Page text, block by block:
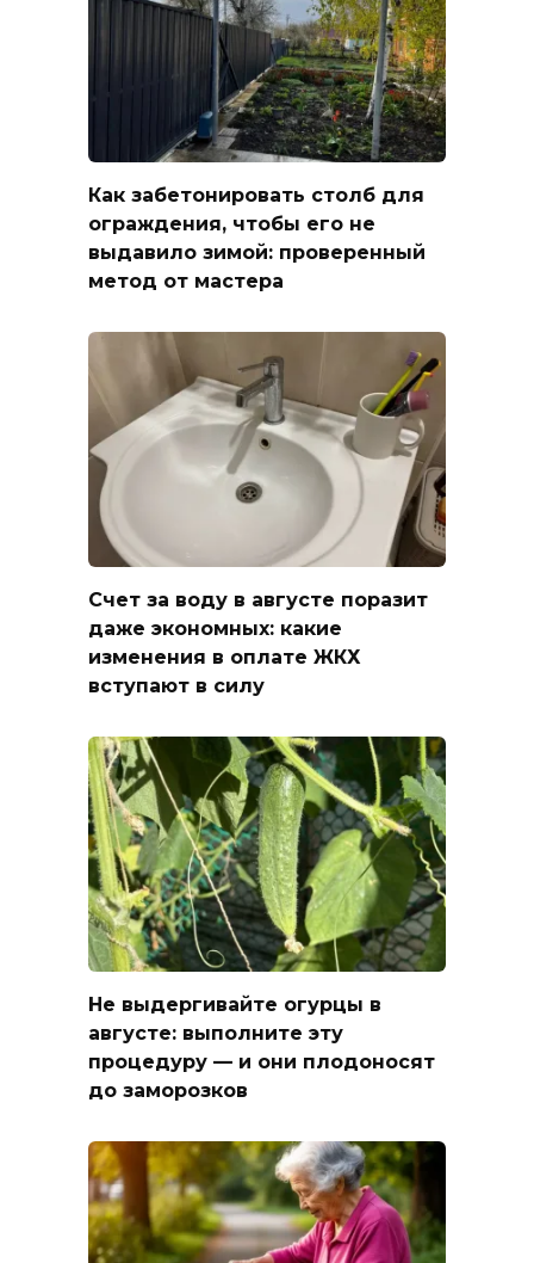
Как забетонировать столб для
ограждения, чтобы его не
выдавило зимой: проверенный
метод от мастера
Счет за воду в августе поразит
даже экономных: какие
изменения в оплате ЖКХ
вступают в силу
Не выдергивайте огурцы в
августе: выполните эту
процедуру — и они плодоносят
до заморозков